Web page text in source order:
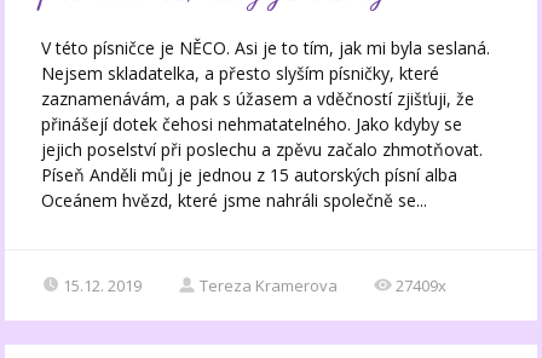
V této písničce je NĚCO. Asi je to tím, jak mi byla seslaná.
Nejsem skladatelka, a přesto slyším písničky, které
zaznamenávám, a pak s úžasem a vděčností zjišťuji, že
přinášejí dotek čehosi nehmatatelného. Jako kdyby se
jejich poselství při poslechu a zpěvu začalo zhmotňovat.
Píseň Anděli můj je jednou z 15 autorských písní alba
Oceánem hvězd, které jsme nahráli společně se...
15.12. 2019 Tereza Kramerova 27409x